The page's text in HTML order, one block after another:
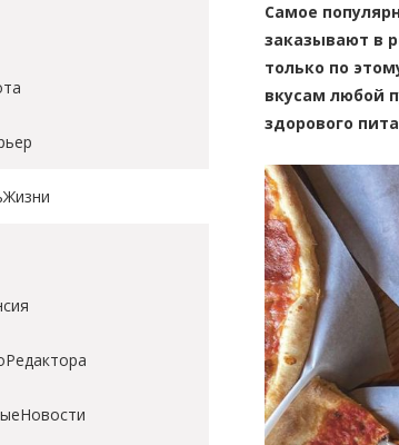
Самое
заказывают в
только по
вкусам любой
здорового